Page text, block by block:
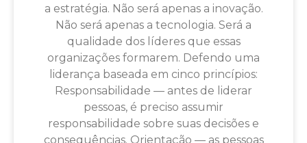
a estratégia. Não será apenas a inovação.
Não será apenas a tecnologia. Será a
qualidade dos líderes que essas
organizações formarem. Defendo uma
liderança baseada em cinco princípios:
Responsabilidade — antes de liderar
pessoas, é preciso assumir
responsabilidade sobre suas decisões e
consequências. Orientação — as pessoas